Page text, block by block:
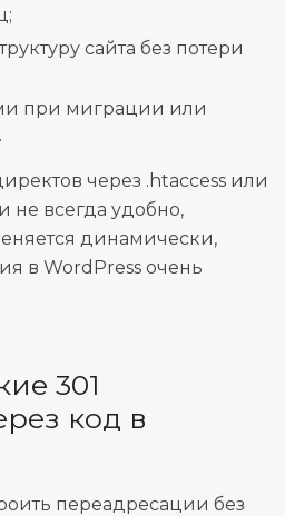
сайта без потери
при миграции или
через .htaccess или
не всегда удобно,
динамически,
в WordPress очень
301
код в
переадресации без